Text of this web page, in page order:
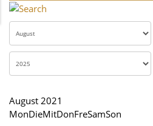
August 2021
MonDieMitDonFreSamSon